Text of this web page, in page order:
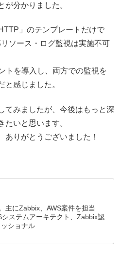
が分かりました。
」のテンプレートだけで
ソース・ログ監視は実施不可
トを導入し、両方での監視を
と感じました。
てみましたが、今後はもっと深
たいと思います。
ありがとうございました！
主にZabbix、AWS案件を担当
システムアーキテクト、Zabbix認
ショナル